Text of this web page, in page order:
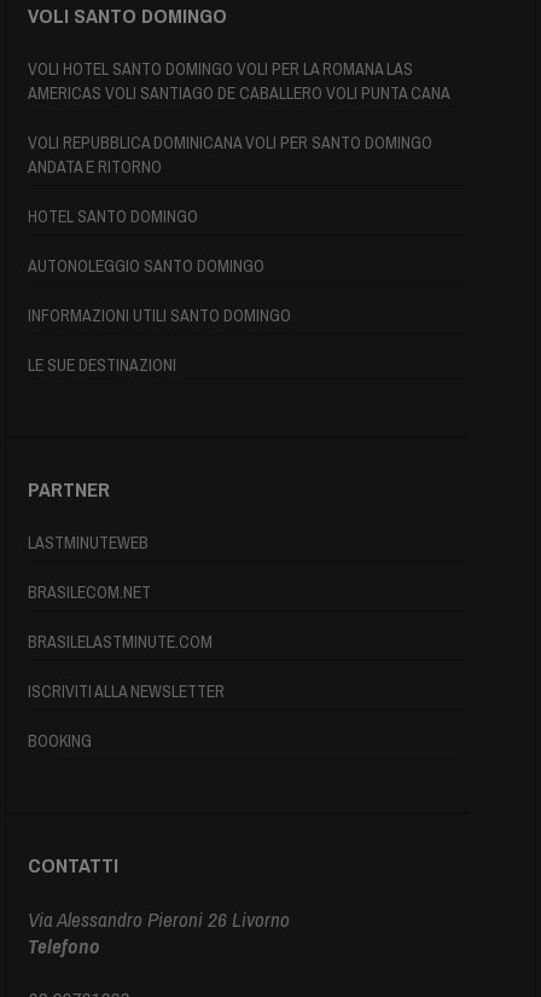
VOLI SANTO DOMINGO
VOLI HOTEL SANTO DOMINGO VOLI PER LA ROMANA LAS
AMERICAS VOLI SANTIAGO DE CABALLERO VOLI PUNTA CANA
VOLI REPUBBLICA DOMINICANA VOLI PER SANTO DOMINGO
ANDATA E RITORNO
HOTEL SANTO DOMINGO
AUTONOLEGGIO SANTO DOMINGO
INFORMAZIONI UTILI SANTO DOMINGO
LE SUE DESTINAZIONI
PARTNER
LASTMINUTEWEB
BRASILECOM.NET
BRASILELASTMINUTE.COM
ISCRIVITI ALLA NEWSLETTER
BOOKING
CONTATTI
Via Alessandro Pieroni 26 Livorno
Telefono